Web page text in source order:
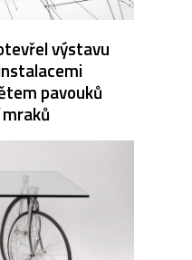
výstavu
pavouků